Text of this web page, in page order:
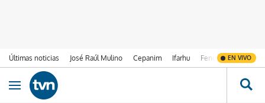
Últimas noticias José Raúl Mulino Cepanim Ifarhu Fenómeno de El
EN VIVO
Ir al contenido
Obrir navegació